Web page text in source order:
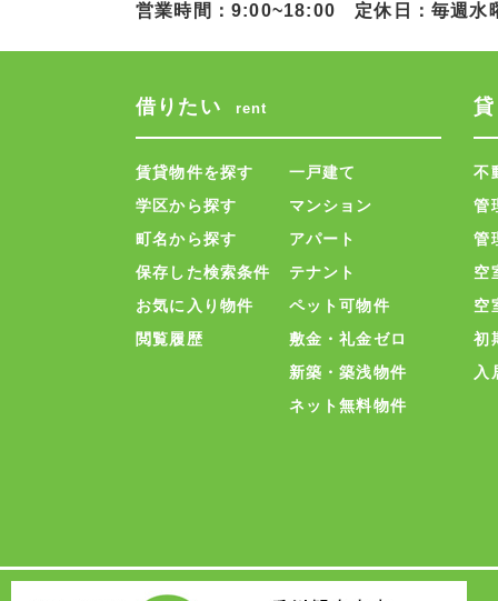
営業時間：9:00~18:00 定休日：毎週水
借りたい rent
賃貸物件を探す
学区から探す
町名から探す
保存した検索条件
お気に入り物件
閲覧履歴
一戸建て
マンション
アパート
テナント
ペット可物件
敷金・礼金ゼロ
新築・築浅物件
ネット無料物件
不
管
管
空
空
初
入